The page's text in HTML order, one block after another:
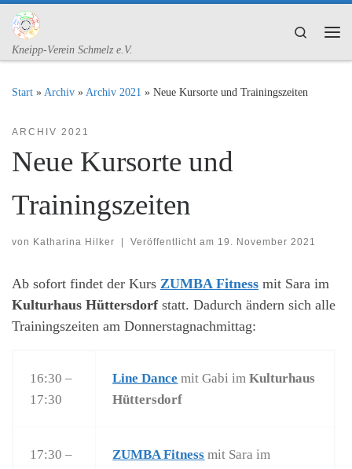
Zum Inhalt springen
Kneipp-Verein Schmelz e.V.
Search
Start »Archiv »Archiv 2021 » Neue Kursorte und Trainingszeiten
ARCHIV 2021
Neue Kursorte und
Trainingszeiten
von Katharina Hilker Veröffentlicht am 19. November 2021
Ab sofort findet der Kurs ZUMBA Fitness mit Sara im
Kulturhaus Hüttersdorfstatt. Dadurch ändern sich alle
Trainingszeiten am Donnerstagnachmittag:
16:30 –
17:30
Line Dance mit Gabi imKulturhaus
Hüttersdorf
17:30 –
ZUMBA Fitness mit Sara im